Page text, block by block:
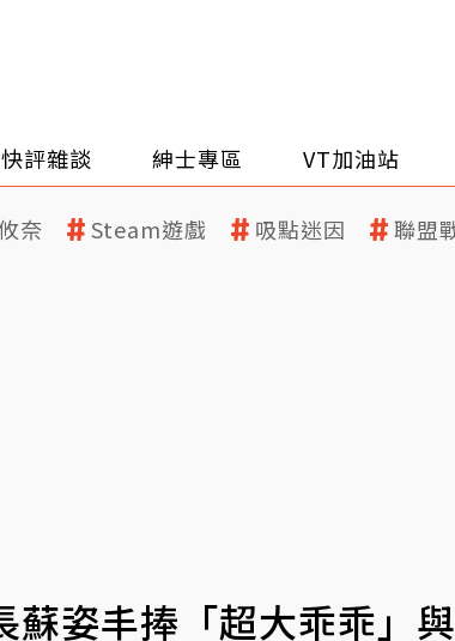
快評雜談 紳士專區 VT加油站
奈 Steam遊戲 吸點迷因 聯盟
姿丰捧「超大乖乖」